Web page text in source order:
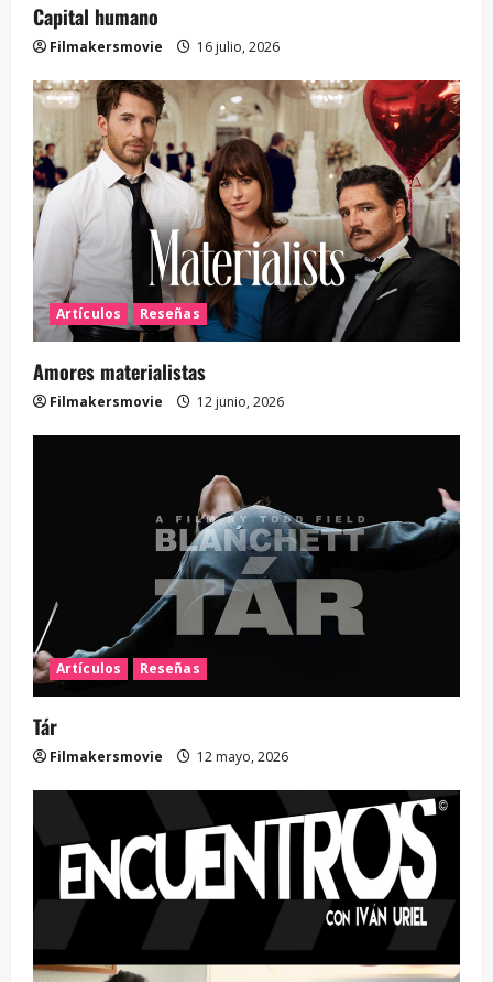
Capital humano
Filmakersmovie 16 julio, 2026
Artículos Reseñas
Amores materialistas
Filmakersmovie 12 junio, 2026
Artículos Reseñas
Tár
Filmakersmovie 12 mayo, 2026